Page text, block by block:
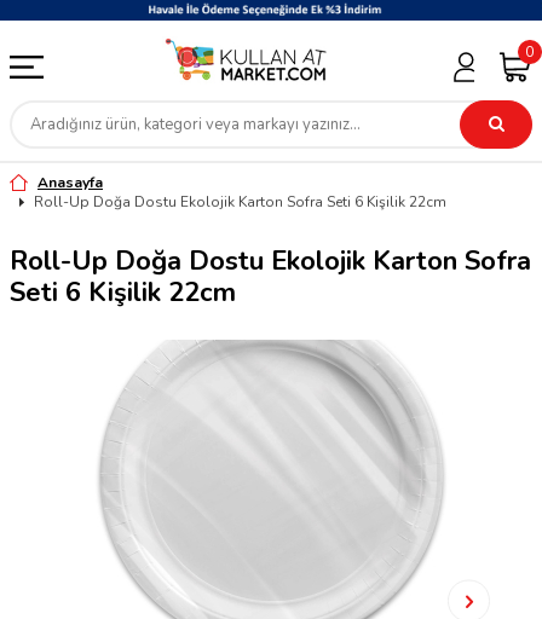
0
Anasayfa
Roll-Up Doğa Dostu Ekolojik Karton Sofra Seti 6 Kişilik 22cm
Roll-Up Doğa Dostu Ekolojik Karton Sofra
Seti 6 Kişilik 22cm